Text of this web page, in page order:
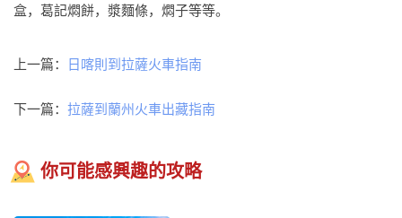
盒，葛記燜餅，漿麵條，燜子等等。
上一篇： 日喀則到拉薩火車指南
下一篇： 拉薩到蘭州火車出藏指南
你可能感興趣的攻略